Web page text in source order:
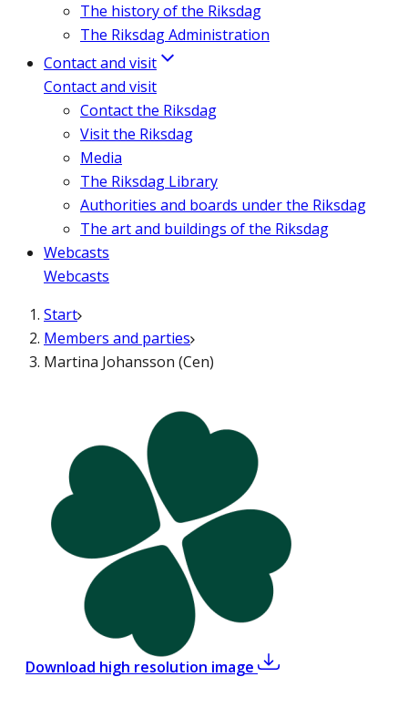
The history of the Riksdag
The Riksdag Administration
Contact and visit
Contact and visit
Contact the Riksdag
Visit the Riksdag
Media
The Riksdag Library
Authorities and boards under the Riksdag
The art and buildings of the Riksdag
Webcasts
Webcasts
Start
Members and parties
Martina Johansson (Cen)
Download high resolution image ,Martina Johansson